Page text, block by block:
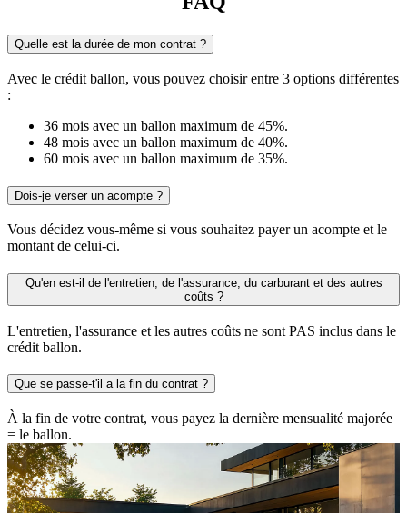
Quelle est la durée de mon contrat ?
Avec le crédit ballon, vous pouvez choisir entre 3 options différentes
:
36 mois avec un ballon maximum de 45%.
48 mois avec un ballon maximum de 40%.
60 mois avec un ballon maximum de 35%.
Dois-je verser un acompte ?
Vous décidez vous-même si vous souhaitez payer un acompte et le
montant de celui-ci.
Qu'en est-il de l'entretien, de l'assurance, du carburant et des autres
coûts ?
L'entretien, l'assurance et les autres coûts ne sont PAS inclus dans le
crédit ballon.
Que se passe-t'il a la fin du contrat ?
À la fin de votre contrat, vous payez la dernière mensualité majorée
= le ballon.